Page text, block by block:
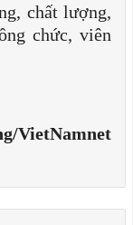
chất lượng,
chức, viên
VietNamnet